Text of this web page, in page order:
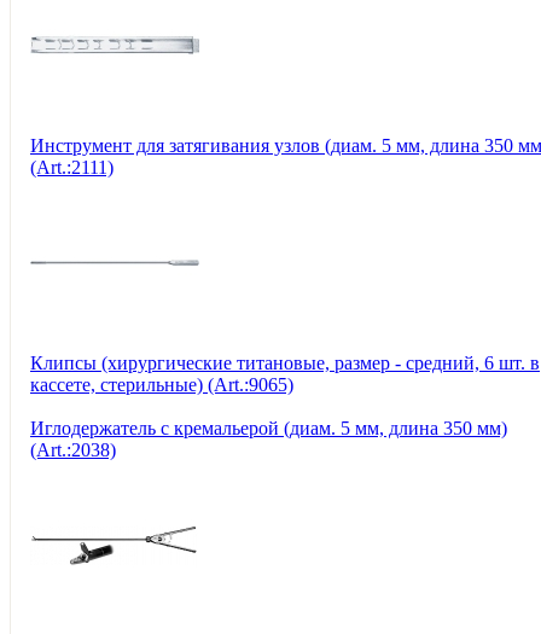
Инструмент для затягивания узлов (диам. 5 мм, длина 350
(Art.:2111)
Клипсы (хирургические титановые, размер - средний, 6 шт. в
кассете, стерильные) (Art.:9065)
Иглодержатель с кремальерой (диам. 5 мм, длина 350 мм)
(Art.:2038)